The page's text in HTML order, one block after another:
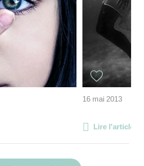
16 mai 2013
Lire l'article